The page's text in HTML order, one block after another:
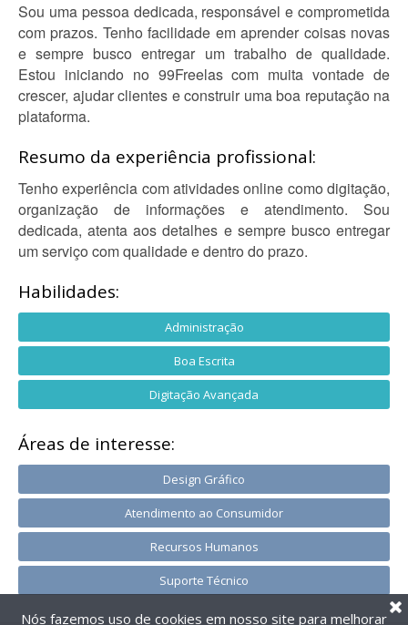
Sou uma pessoa dedicada, responsável e comprometida
com prazos. Tenho facilidade em aprender coisas novas
e sempre busco entregar um trabalho de qualidade.
Estou iniciando no 99Freelas com muita vontade de
crescer, ajudar clientes e construir uma boa reputação na
plataforma.
Resumo da experiência profissional:
Tenho experiência com atividades online como digitação,
organização de informações e atendimento. Sou
dedicada, atenta aos detalhes e sempre busco entregar
um serviço com qualidade e dentro do prazo.
Habilidades:
Administração
Boa Escrita
Digitação Avançada
Áreas de interesse:
Design Gráfico
Atendimento ao Consumidor
Recursos Humanos
Suporte Técnico
Nós fazemos uso de cookies em nosso site para melhorar